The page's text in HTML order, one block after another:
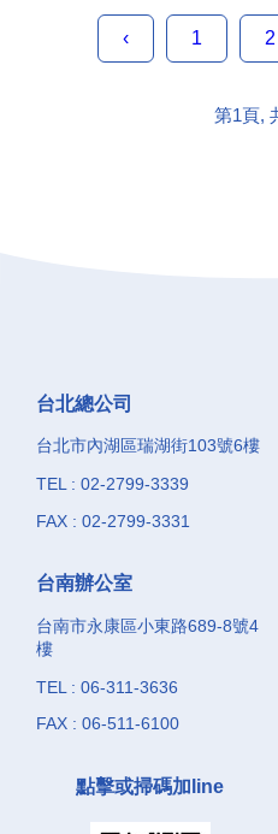
‹ 1 2
第1頁,
台北總公司
台北市內湖區瑞湖街103號6樓
TEL : 02-2799-3339
FAX : 02-2799-3331
台南辦公室
台南市永康區小東路689-8號4
樓
TEL : 06-311-3636
FAX : 06-511-6100
點擊或掃碼加line